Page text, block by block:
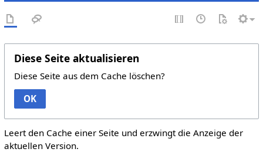
Diese Seite aktualisieren
Diese Seite aus dem Cache löschen?
OK
Leert den Cache einer Seite und erzwingt die Anzeige der
aktuellen Version.